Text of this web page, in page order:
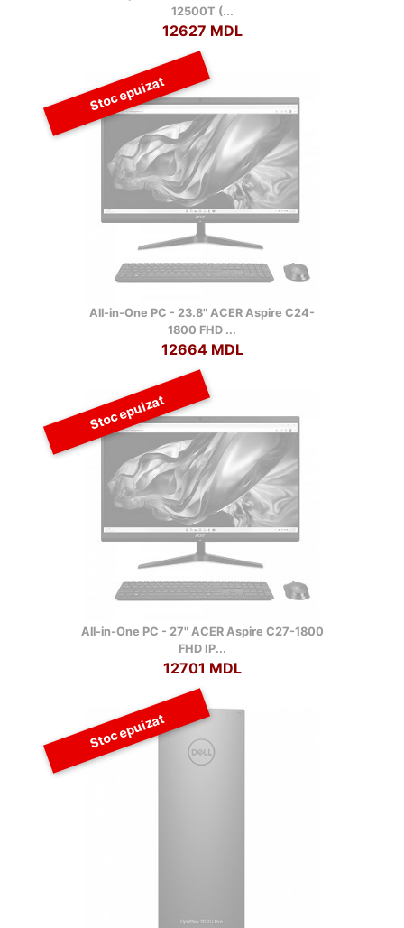
12500T (...
12627 MDL
Stoc epuizat
All-in-One PC - 23.8" ACER Aspire C24-
1800 FHD ...
12664 MDL
Stoc epuizat
All-in-One PC - 27" ACER Aspire C27-1800
FHD IP...
12701 MDL
Stoc epuizat